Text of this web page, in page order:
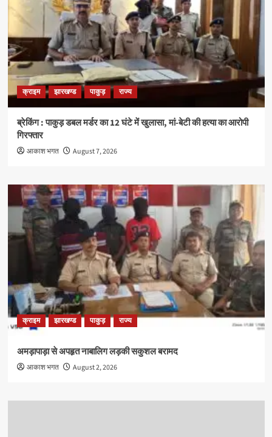
क्राइम झारखण्ड पाकुड़ राज्य
ब्रेकिंग : पाकुड़ डबल मर्डर का 12 घंटे में खुलासा, मां-बेटी की हत्या का आरोपी
गिरफ्तार
आकाश भगत August 7, 2026
क्राइम झारखण्ड पाकुड़ राज्य
अमड़ापाड़ा से अपहृत नाबालिग लड़की सकुशल बरामद
आकाश भगत August 2, 2026